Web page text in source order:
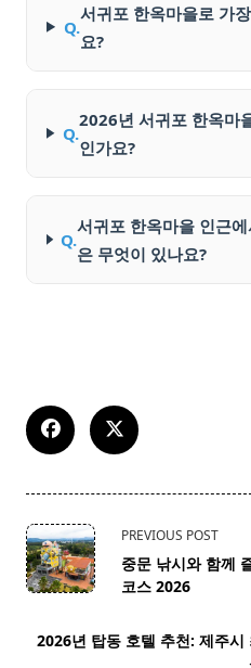
Q.
서귀포 한옥마을로 가
요?
Q.
2026년 서귀포 한옥마
인가요?
Q.
서귀포 한옥마을 인근
은 무엇이 있나요?
<span
class="nav-
subtitle
reader-
PREVIOUS POST
중문 낚시와 함께
코스 2026
2026년 탑동 호텔 추천: 제주시